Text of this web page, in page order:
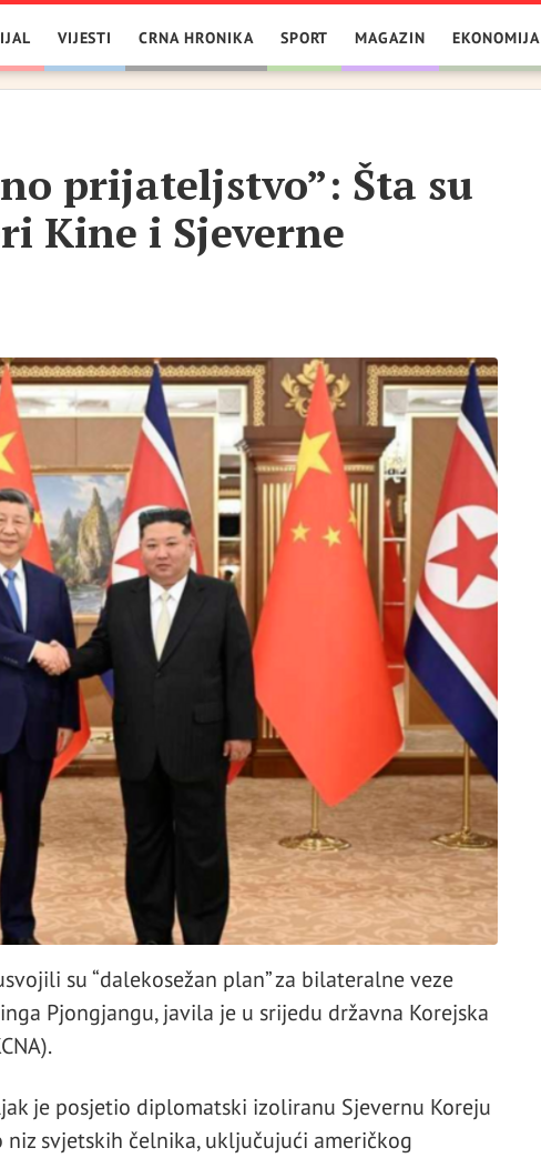
VIJESTI CRNA HRONIKA SPORT MAGAZIN EKONOMIJA
prijateljstvo”: Šta su
Kine i Sjeverne
su “dalekosežan plan” za bilateralne veze
Pjongjangu, javila je u srijedu državna Korejska
je posjetio diplomatski izoliranu Sjevernu Koreju
svjetskih čelnika, uključujući američkog